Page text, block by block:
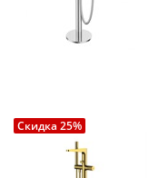
Скидка 25%